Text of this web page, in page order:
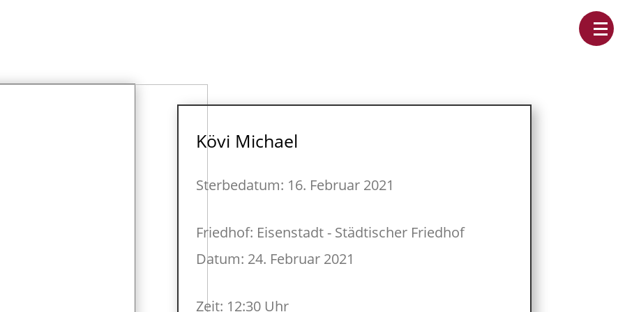
Kövi Michael
Sterbedatum: 16. Februar 2021
Friedhof: Eisenstadt - Städtischer Friedhof
Datum: 24. Februar 2021
Zeit: 12:30 Uhr